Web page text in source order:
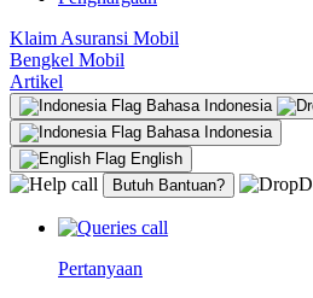
Klaim Asuransi Mobil
Bengkel Mobil
Artikel
Bahasa Indonesia
Bahasa Indonesia
English
Butuh Bantuan?
Pertanyaan